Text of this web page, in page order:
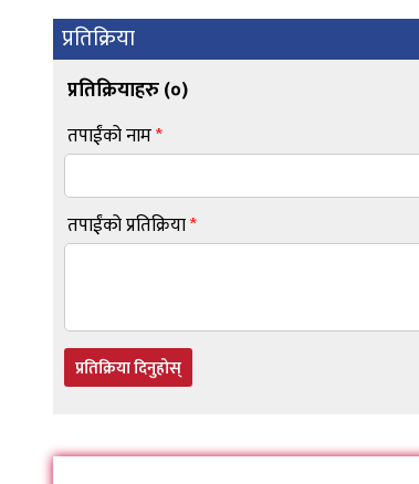
प्रतिक्रिया
प्रतिक्रियाहरु (०)
तपाईंको नाम*
तपाईंको प्रतिक्रिया*
प्रतिक्रिया दिनुहोस्